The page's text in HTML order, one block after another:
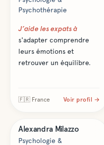
Psychothérapie
J’aide les expats à
s'adapter comprendre
leurs émotions et
retrouver un équilibre.
🇫🇷 France Voir profil →
Santé & bien-être
Alexandra Milazzo
Psychologie &